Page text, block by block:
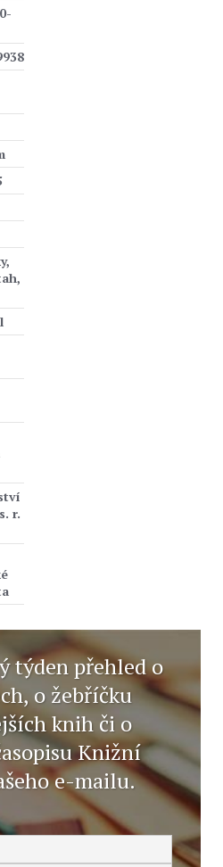
r.
týden přehled o
o žebříčku
knih či o
Knižní
e-mailu.